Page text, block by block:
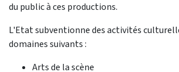
du public à ces productions.
L'Etat subventionne des activités
domaines suivants :
Arts de la scène